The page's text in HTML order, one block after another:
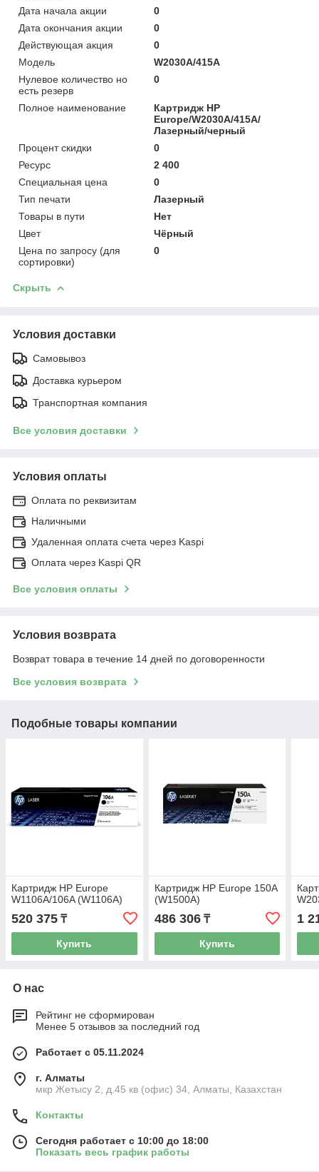
Дата начала акции
0
Дата окончания акции
0
Действующая акция
0
Модель
W2030A/415A
Нулевое количество но
есть резерв
0
Полное наименование
Картридж HP
Europe/W2030A/415A/
Лазерный/черный
Процент скидки
0
Ресурс
2 400
Специальная цена
0
Тип печати
Лазерный
Товары в пути
Нет
Цвет
Чёрный
Цена по запросу (для
сортировки)
0
Скрыть
Условия доставки
Самовывоз
Доставка курьером
Транспортная компания
Все условия доставки
Условия оплаты
Оплата по реквизитам
Наличными
Удаленная оплата счета через Kaspi
Оплата через Kaspi QR
Все условия оплаты
Условия возврата
Возврат товара в течение 14 дней по договоренности
Все условия возврата
Подобные товары компании
Картридж HP Europe
W1106A/106A (W1106A)
520 375 ₸
Купить
Картридж HP Europe 150A
(W1500A)
486 306₸
Купить
1
О нас
Рейтинг не сформирован
Менее 5 отзывов за последний год
Работает с 05.11.2024
г. Алматы
мкр Жетысу 2, д.45 кв (офис) 34, Алматы, Казахстан
Контакты
Сегодня работает с 10:00 до 18:00
Показать весь график работы